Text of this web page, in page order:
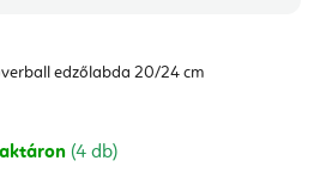
edzőlabda 20/24 cm
(4 db)